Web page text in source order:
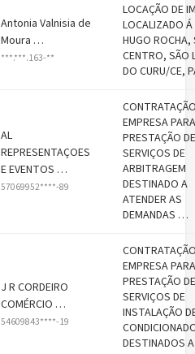
Antonia Valnisia de
Moura …
***.***.163-**
LOCAÇÃO DE
LOCALIZADO Á
HUGO
CENTRO, SÃO
DO CURU/CE,
AL
REPRESENTAÇOES
E EVENTOS …
57069952****-89
EMPRESA
PRESTAÇÃO DE
SERVIÇOS DE
ARBITRAGEM
DESTINADO A
ATENDER AS
DEMANDAS …
J R CORDEIRO
COMÉRCIO …
54609843****-19
EMPRESA PARA
PRESTAÇÃO DE
SERVIÇOS DE
INSTALAÇÃO
DESTINADOS A